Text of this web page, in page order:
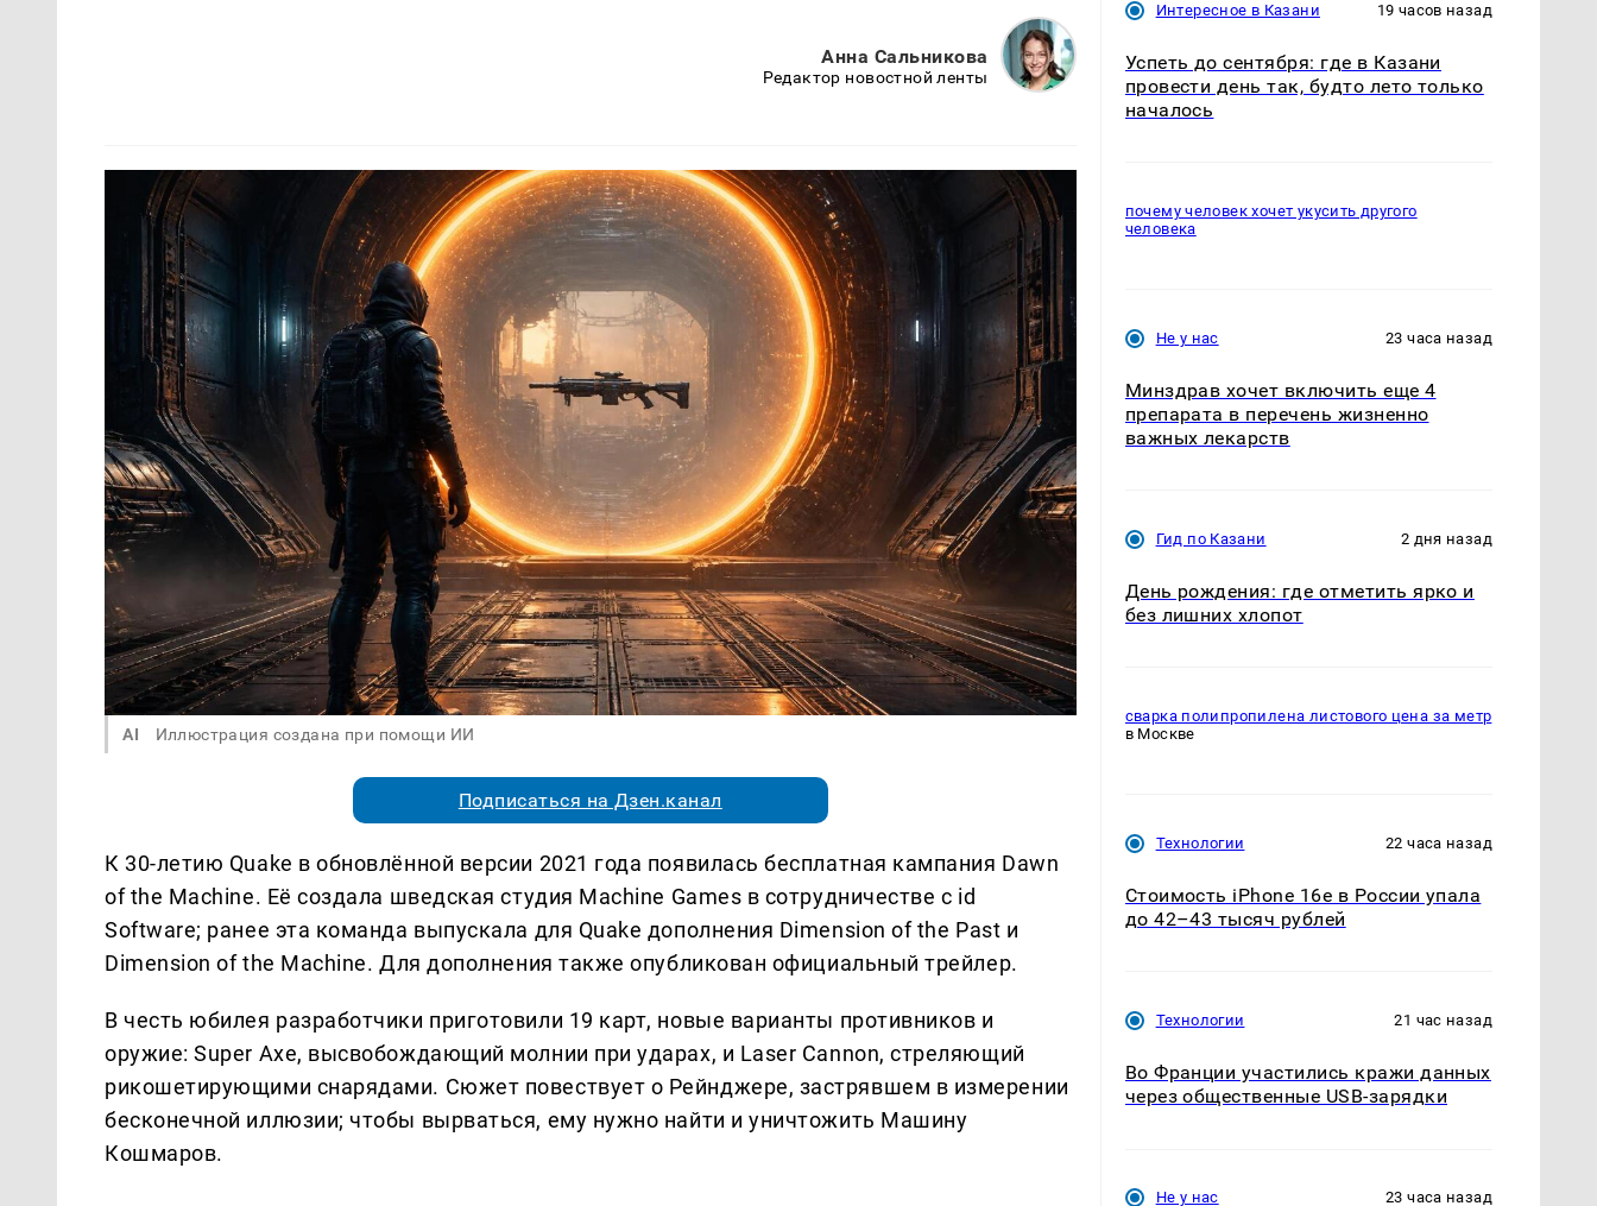
Анна Сальникова
Редактор новостной ленты
AI Иллюстрация создана при помощи ИИ
Подписаться на Дзен.канал
К 30-летию Quake в обновлённой версии 2021 года появилась бесплатная кампания Dawn
of the Machine. Её создала шведская студия Machine Games в сотрудничестве с id
Software; ранее эта команда выпускала для Quake дополнения Dimension of the Past и
Dimension of the Machine. Для дополнения также опубликован официальный трейлер.
В честь юбилея разработчики приготовили 19 карт, новые варианты противников и
оружие: Super Axe, высвобождающий молнии при ударах, и Laser Cannon, стреляющий
рикошетирующими снарядами. Сюжет повествует о Рейнджере, застрявшем в измерении
бесконечной иллюзии; чтобы вырваться, ему нужно найти и уничтожить Машину
Кошмаров.
Интересное в Казани 19 часов назад
Успеть до сентября: где в Казани
провести день так, будто лето только
началось
почему человек хочет укусить другого
человека
Не у нас 23 часа назад
Минздрав хочет включить еще 4
препарата в перечень жизненно
важных лекарств
Гид по Казани 2 дня назад
День рождения: где отметить ярко и
без лишних хлопот
сварка полипропилена листового цена за метр
в Москве
Технологии 22 часа назад
Стоимость iPhone 16e в России упала
до 42–43 тысяч рублей
Технологии 21 час назад
Во Франции участились кражи данных
через общественные USB-зарядки
Не у нас 23 часа назад